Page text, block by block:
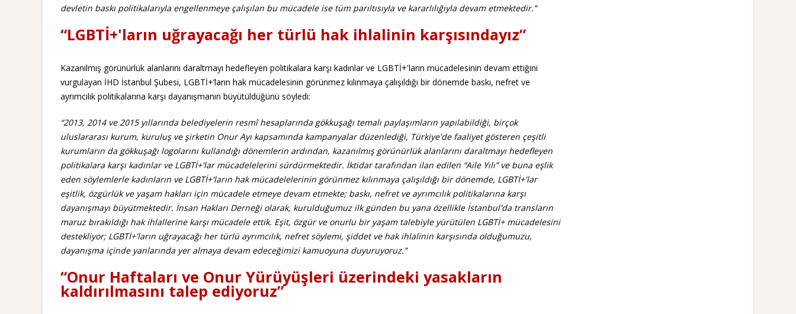
devletin baskı politikalarıyla engellenmeye çalışılan bu mücadele ise tüm parıltısıyla ve kararlılığıyla devam etmektedir.”
“LGBTİ+'ların uğrayacağı her türlü hak ihlalinin karşısındayız”
Kazanılmış görünürlük alanlarını daraltmayı hedefleyen politikalara karşı kadınlar ve LGBTİ+'ların mücadelesinin devam ettiğini
vurgulayan İHD İstanbul Şubesi, LGBTİ+’ların hak mücadelesinin görünmez kılınmaya çalışıldığı bir dönemde baskı, nefret ve
ayrımcılık politikalarına karşı dayanışmanın büyütüldüğünü söyledi:
“2013, 2014 ve 2015 yıllarında belediyelerin resmî hesaplarında gökkuşağı temalı paylaşımların yapılabildiği, birçok
uluslararası kurum, kuruluş ve şirketin Onur Ayı kapsamında kampanyalar düzenlediği, Türkiye'de faaliyet gösteren çeşitli
kurumların da gökkuşağı logolarını kullandığı dönemlerin ardından, kazanılmış görünürlük alanlarını daraltmayı hedefleyen
politikalara karşı kadınlar ve LGBTİ+'lar mücadelelerini sürdürmektedir. İktidar tarafından ilan edilen “Aile Yılı” ve buna eşlik
eden söylemlerle kadınların ve LGBTİ+'ların hak mücadelelerinin görünmez kılınmaya çalışıldığı bir dönemde, LGBTİ+'lar
eşitlik, özgürlük ve yaşam hakları için mücadele etmeye devam etmekte; baskı, nefret ve ayrımcılık politikalarına karşı
dayanışmayı büyütmektedir. İnsan Hakları Derneği olarak, kurulduğumuz ilk günden bu yana özellikle İstanbul'da transların
maruz bırakıldığı hak ihlallerine karşı mücadele ettik. Eşit, özgür ve onurlu bir yaşam talebiyle yürütülen LGBTİ+ mücadelesini
destekliyor; LGBTİ+'ların uğrayacağı her türlü ayrımcılık, nefret söylemi, şiddet ve hak ihlalinin karşısında olduğumuzu,
dayanışma içinde yanlarında yer almaya devam edeceğimizi kamuoyuna duyuruyoruz.”
“Onur Haftaları ve Onur Yürüyüşleri üzerindeki yasakların
kaldırılmasını talep ediyoruz”